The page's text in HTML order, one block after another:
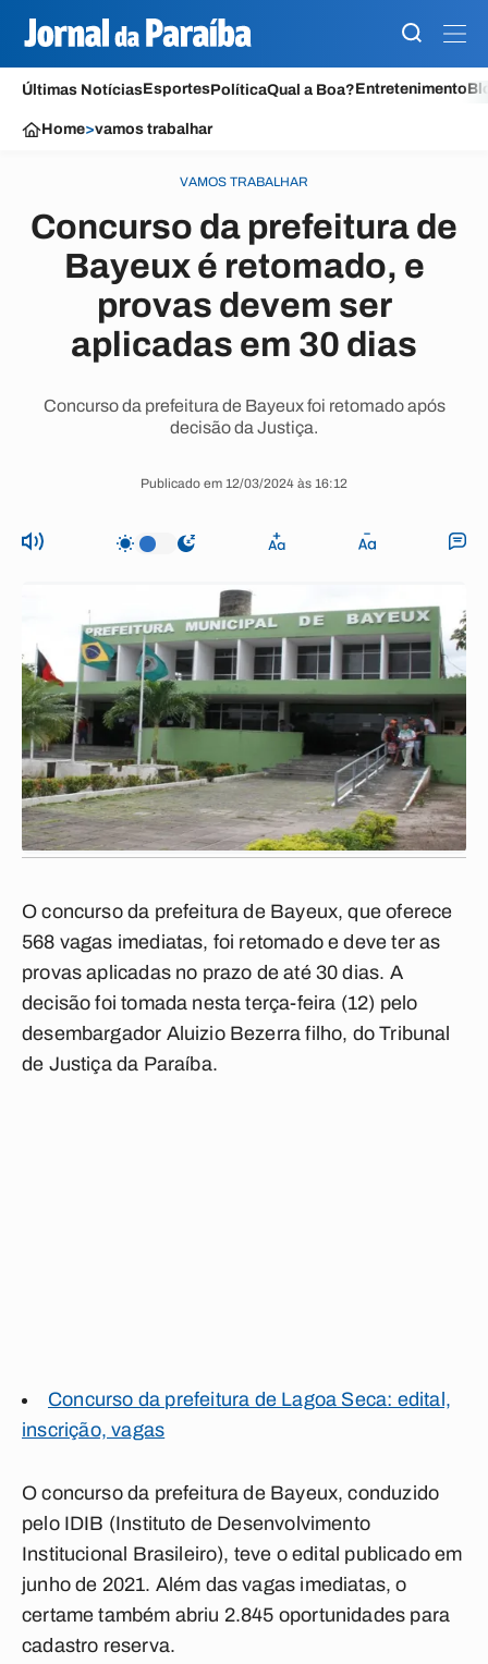
Últimas NotíciasEsportesPolíticaQual a Boa?Entretenimento
Home>vamos trabalhar
VAMOS TRABALHAR
Concurso da prefeitura de
Bayeux é retomado, e
provas devem ser
aplicadas em 30 dias
Concurso da prefeitura de Bayeux foi retomado após
decisão da Justiça.
Publicado em 12/03/2024 às 16:12
O concurso da prefeitura de Bayeux, que oferece
568 vagas imediatas, foi retomado e deve ter as
provas aplicadas no prazo de até 30 dias. A
decisão foi tomada nesta terça-feira (12) pelo
desembargador Aluizio Bezerra filho, do Tribunal
de Justiça da Paraíba.
Concurso da prefeitura de Lagoa Seca: edital,
inscrição, vagas
O concurso da prefeitura de Bayeux, conduzido
pelo IDIB (Instituto de Desenvolvimento
Institucional Brasileiro), teve o edital publicado em
junho de 2021. Além das vagas imediatas, o
certame também abriu 2.845 oportunidades para
cadastro reserva.